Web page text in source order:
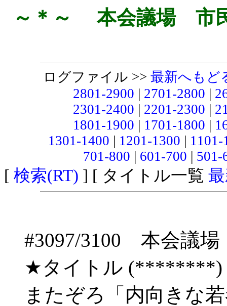
～＊～ 本会議場 市
ログファイル >> 最新へもど
2801-2900 | 2701-2800 |
2301-2400 | 2201-2300 |
1801-1900 | 1701-1800 |
1301-1400 | 1201-1300 |
701-800 | 601-700 |
[ 検索(RT) ] [ タイトル一覧
#3097/3100 本会議
★タイトル (********)
またぞろ「内向きな